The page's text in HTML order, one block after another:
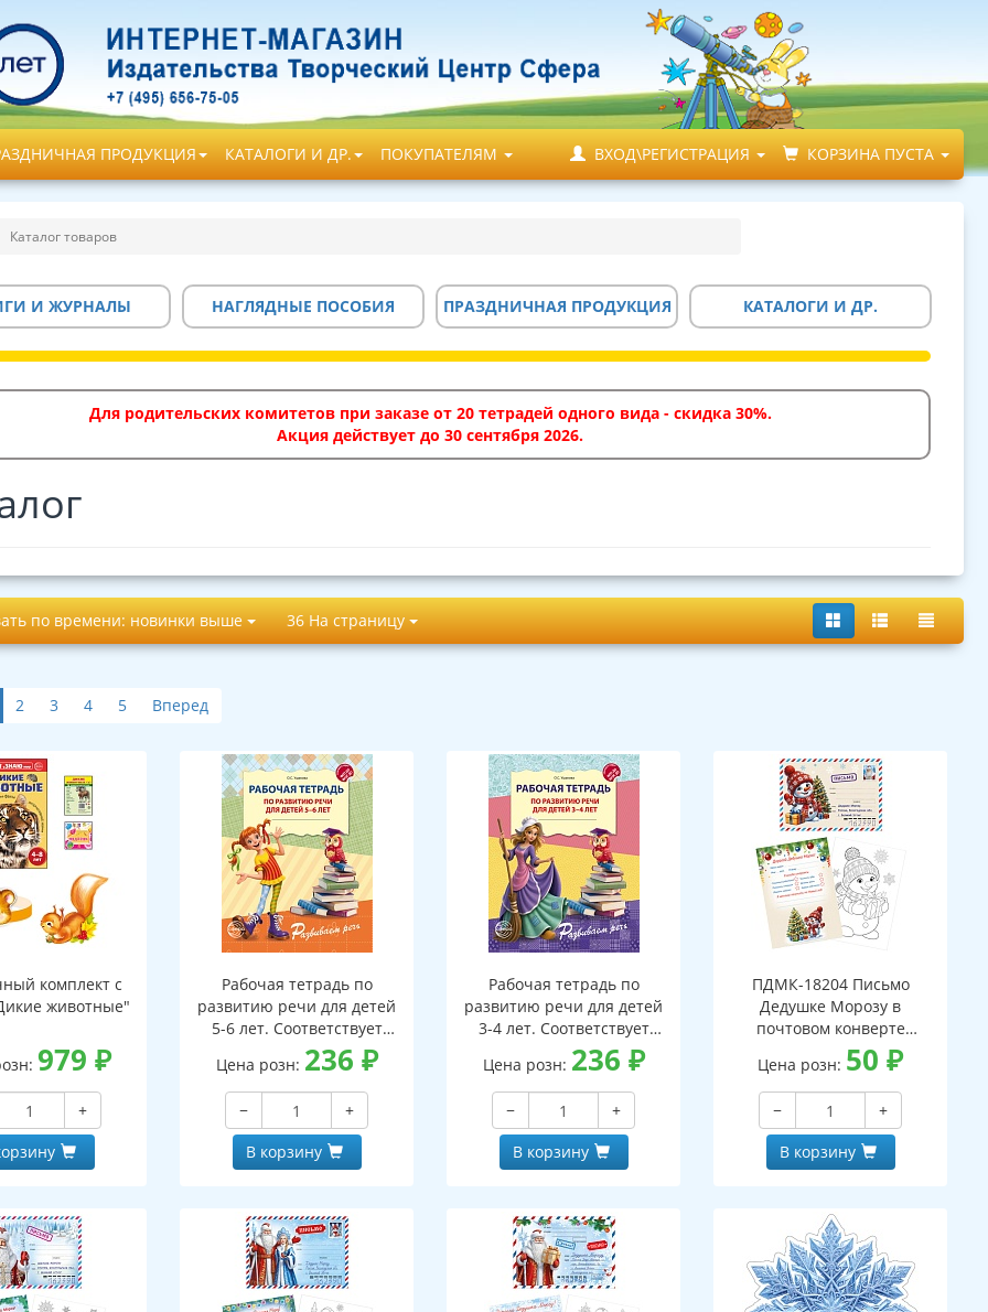
ПРОДУКЦИЯ КАТАЛОГИ И ДР. ПОКУПАТЕЛЯМ ВХОД\РЕГИСТРАЦИЯ КОРЗИНА ПУСТА
Каталог товаров
И ЖУРНАЛЫ НАГЛЯДНЫЕ ПОСОБИЯ ПРАЗДНИЧНАЯ ПРОДУКЦИЯ КАТАЛОГИ И ДР.
Для родительских комитетов при заказе от 20 тетрадей одного вида - скидка 30%.
Акция действует до 30 сентября 2026.
по времени: новинки выше 36 На страницу
2 3 4 5 Вперед
комплект с
животные"
979 ₽
+
Рабочая тетрадь по
развитию речи для детей
5-6 лет. Соответствует
ФГОС ДО - 3-е изд. испр.
Цена розн: 236 ₽
−
+
В корзину
Рабочая тетрадь по
развитию речи для детей
3-4 лет. Соответствует
ФГОС ДО - 3-е изд. испр.
Цена розн: 236 ₽
−
+
В корзину
ПДМК-18204 Письмо
Дедушке Морозу в
почтовом конверте
(конверт, письмо с текстом
и раскраской на обороте,
вырубная фигурка)
Цена розн: 50₽
−
+
В корзину